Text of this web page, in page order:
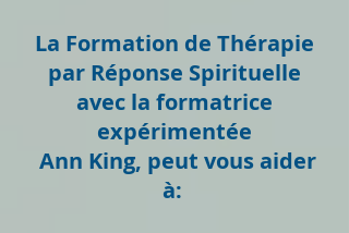
La Formation de Thérapie
par Réponse Spirituelle
avec la formatrice
expérimentée
Ann King, peut vous aider
à: